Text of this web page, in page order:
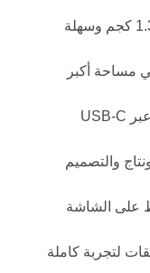
زاوية الحمل خفيفة الوزن بس 1.35 كجم وسهلة
مساحة أكبر
زاوية الاستخدام سهولة التوصيل عبر USB-C
والتصميم
على الشاشة
لتجربة كاملة